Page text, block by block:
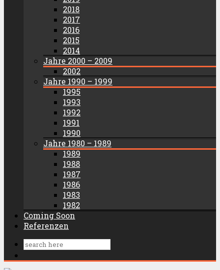
2018
2017
2016
2015
2014
Jahre 2000 – 2009
2002
Jahre 1990 – 1999
1995
1993
1992
1991
1990
Jahre 1980 – 1989
1989
1988
1987
1986
1983
1982
Coming Soon
Referenzen